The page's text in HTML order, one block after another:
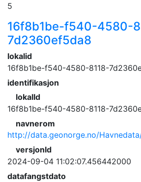
5
16f8b1be-f540-4580-
7d2360ef5da8
lokalid
16f8b1be-f540-4580-8118-
identifikasjon
lokalId
16f8b1be-f540-4580-8118-
navnerom
http://data.geonorge.no/
versjonId
2024-09-04 11:02:07.456442000
datafangstdato